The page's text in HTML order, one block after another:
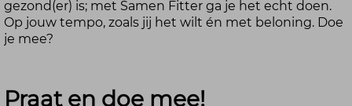
gezond(er) is; met Samen Fitter ga je het echt doen.
Op jouw tempo, zoals jij het wilt én met beloning. Doe
je mee?
Praat en doe mee!